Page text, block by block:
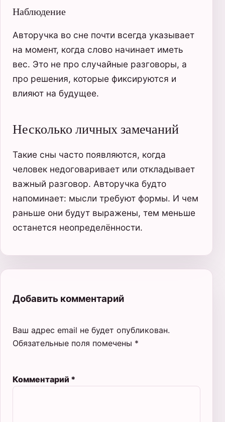
Наблюдение
Авторучка во сне почти всегда указывает
на момент, когда слово начинает иметь
вес. Это не про случайные разговоры, а
про решения, которые фиксируются и
влияют на будущее.
Несколько личных замечаний
Такие сны часто появляются, когда
человек недоговаривает или откладывает
важный разговор. Авторучка будто
напоминает: мысли требуют формы. И чем
раньше они будут выражены, тем меньше
останется неопределённости.
Добавить комментарий
Ваш адрес email не будет опубликован.
Обязательные поля помечены *
Комментарий *